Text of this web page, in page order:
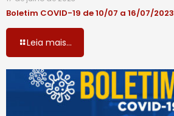
Boletim COVID-19 de 10/07 a 16/07/2023
Leia mais...